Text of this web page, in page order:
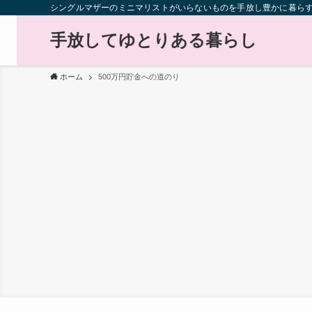
シングルマザーのミニマリストがいらないものを手放し豊かに暮ら
手放してゆとりある暮らし
ホーム 500万円貯金への道のり